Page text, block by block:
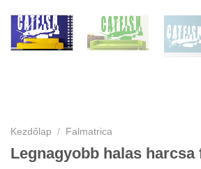
Kezdőlap / Falmatrica
Legnagyobb halas harcsa